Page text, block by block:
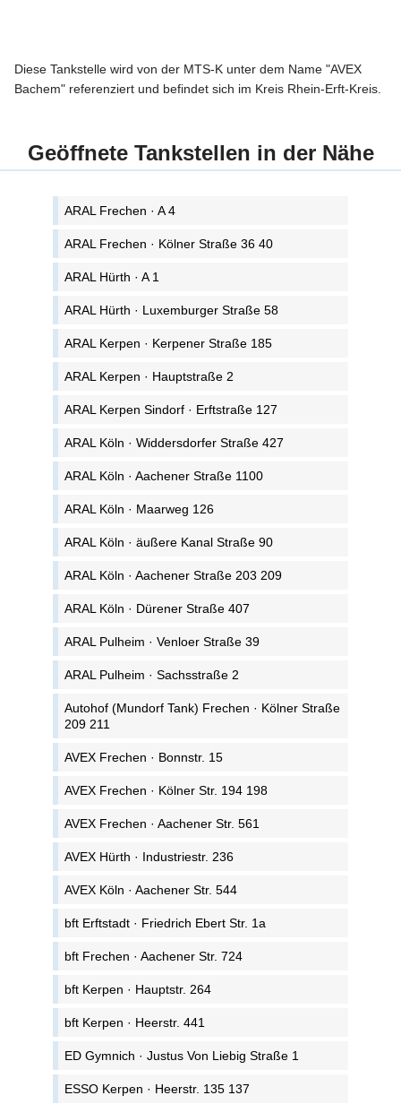
Diese Tankstelle wird von der MTS-K unter dem Name "AVEX
Bachem" referenziert und befindet sich im Kreis Rhein-Erft-Kreis.
Geöffnete Tankstellen in der Nähe
ARAL Frechen · A 4
ARAL Frechen · Kölner Straße 36 40
ARAL Hürth · A 1
ARAL Hürth · Luxemburger Straße 58
ARAL Kerpen · Kerpener Straße 185
ARAL Kerpen · Hauptstraße 2
ARAL Kerpen Sindorf · Erftstraße 127
ARAL Köln · Widdersdorfer Straße 427
ARAL Köln · Aachener Straße 1100
ARAL Köln · Maarweg 126
ARAL Köln · äußere Kanal Straße 90
ARAL Köln · Aachener Straße 203 209
ARAL Köln · Dürener Straße 407
ARAL Pulheim · Venloer Straße 39
ARAL Pulheim · Sachsstraße 2
Autohof (Mundorf Tank) Frechen · Kölner Straße
209 211
AVEX Frechen · Bonnstr. 15
AVEX Frechen · Kölner Str. 194 198
AVEX Frechen · Aachener Str. 561
AVEX Hürth · Industriestr. 236
AVEX Köln · Aachener Str. 544
bft Erftstadt · Friedrich Ebert Str. 1a
bft Frechen · Aachener Str. 724
bft Kerpen · Hauptstr. 264
bft Kerpen · Heerstr. 441
ED Gymnich · Justus Von Liebig Straße 1
ESSO Kerpen · Heerstr. 135 137